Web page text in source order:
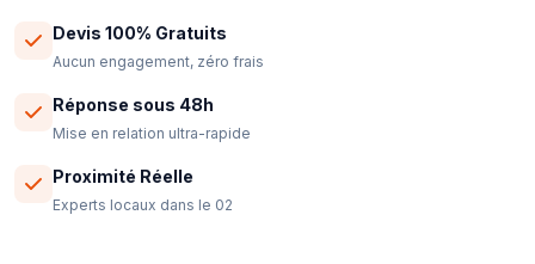
Devis 100% Gratuits
Aucun engagement, zéro frais
Réponse sous 48h
Mise en relation ultra-rapide
Proximité Réelle
Experts locaux dans le 02